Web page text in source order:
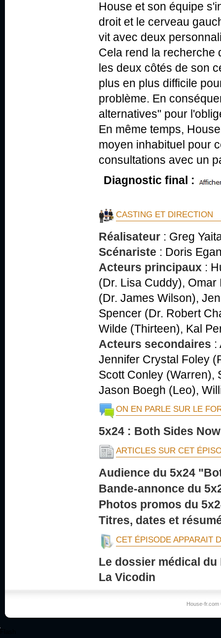
House et son équipe
droit et le cerveau
vit avec deux
Cela rend la recherche
les deux côtés de son
plus en plus difficile
problème. En
alternatives" pour
En même temps,
moyen inhabituel pour
consultations avec un
Diagnostic final :
CASTING ET DIRECTION
Réalisateur : Greg
Scénariste : Doris
Acteurs principaux :
(Dr. Lisa Cuddy),
(Dr. James Wilson),
Spencer (Dr. Robert
Wilde (Thirteen), Kal
Acteurs secondaires :
Jennifer Crystal Foley
Scott Conley (Warren),
Jason Boegh (Leo),
ON EN PARLE SUR LE
5x24 : Both Sides
ARTICLES SUR CET
Audience du 5x24
Bande-annonce du
Photos promos du
Titres, dates et
CET ÉPISODE APPARAIT
Le dossier médical du
La Vicodin
House-